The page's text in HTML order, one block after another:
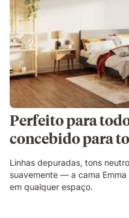
Perfeito para
concebido para
Linhas depuradas, tons
suavemente — a cama
em qualquer espaço.